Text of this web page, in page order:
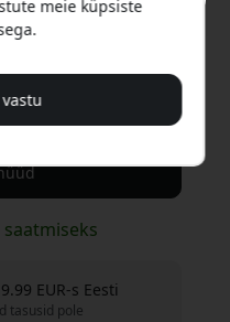
hind
saatmiseks
EUR-s Eesti
tasusid pole
meie küpsiste